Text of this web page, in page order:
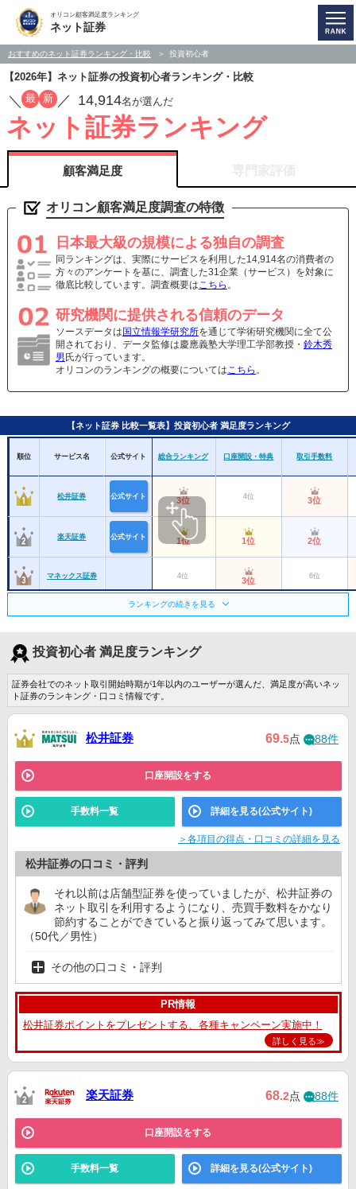
オリコン顧客満足度ランキング
ネット証券
おすすめのネット証券ランキング・比較 投資初心者
【2026年】ネット証券の投資初心者ランキング・比較
／ 最 新 ／ 14,914名が選んだ
ネット証券ランキング
顧客満足度
オリコン顧客満足度調査の特徴
日本最大級の規模による独自の調査
同ランキングは、実際にサービスを利用した14,914名の消費者の
方々のアンケートを基に、調査した31企業（サービス）を対象に
徹底比較しています。調査概要はこちら 。
研究機関に提供される信頼のデータ
ソースデータは国立情報学研究所を通じて学術研究機関に全て公
開されており、データ監修は慶應義塾大学理工学部教授・ 鈴木秀
男氏が行っています。
オリコンのランキングの概要については こちら 。
【ネット証券 比較一覧表】投資初心者 満足度ランキング
順位 サービス名 公式サイト 総合ランキング 口座開設・特典 取引手数料
松井証券 公式サイト 3位 4位 3位
楽天証券 公式サイト 1位 1位 2位
マネックス証券 4位 3位 6位
SBI証券 公式サイト 2位 2位 1位
三菱ＵＦＪｅス
マート証券
（旧：auカブコ
公式サイト 6位
ＳＭＢＣ日興証
券
野村證券 ー
ランキングの続きを見る
投資初心者 満足度ランキング
証券会社でのネット取引開始時期が1年以内のユーザーが選んだ、満足度が高いネッ
ト証券のランキング・口コミ情報です。
松井証券 69.5点 88件
口座開設をする
手数料一覧 詳細を見る(公式サイト)
＞各項目の得点・口コミの詳細を見る
松井証券の口コミ・評判
それ以前は店舗型証券を使っていましたが、松井証券の
ネット取引を利用するようになり、売買手数料をかなり
節約することができていると振り返ってみて思います。
（50代／男性）
その他の口コミ・評判
PR情報
松井証券ポイントをプレゼントする、各種キャンペーン実施中！
詳しく見る≫
楽天証券 68.2点 88件
口座開設をする
手数料一覧 詳細を見る(公式サイト)